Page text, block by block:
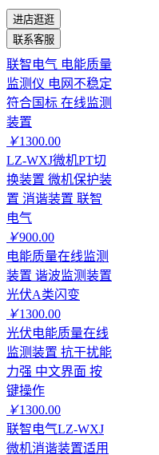
进店逛逛
联系客服
店铺主推
联智电气 电能质量
监测仪 电网不稳定
符合国标 在线监测
装置
￥1300.00
LZ-WXJ微机PT切
换装置 微机保护装
置 消谐装置 联智
电气
￥900.00
电能质量在线监测
装置 谐波监测装置
光伏A类闪变
￥1300.00
光伏电能质量在线
监测装置 抗干扰能
力强 中文界面 按
键操作
￥1300.00
联智电气LZ-WXJ
微机消谐装置适用